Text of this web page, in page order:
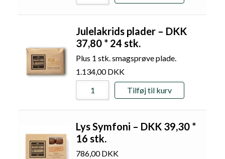
Julelakrids plader – DKK
37,80 * 24 stk.
Plus 1 stk. smagsprøve plade.
1.134,00DKK
Tilføj til kurv
Lys Symfoni – DKK 39,30 *
16 stk.
786,00DKK